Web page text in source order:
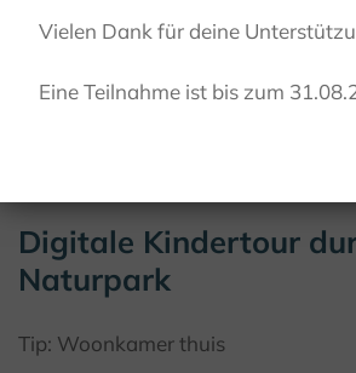
Digitale Kindertour
Naturpark
Tip: Woonkamer thuis
Vielen Dank für deine
Eine Teilnahme ist bis zum